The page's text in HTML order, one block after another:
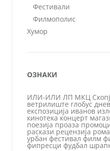
Фестивали
Филмополис
Хумор
ОЗНАКИ
ИЛИ-ИЛИ ЛП МКЦ
ветрилиште глобус
експозиција иванов
кинотека концерт
поезија проаза
раскази рецензија
урбан фестивал филм
фипресци фудбал